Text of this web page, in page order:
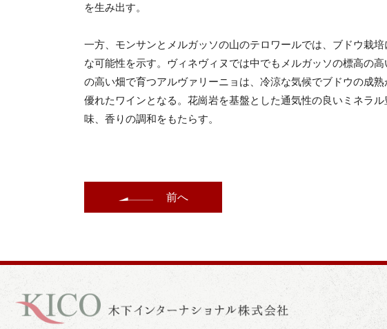
を生み出す。
一方、モンサンとメルガッソの山のテロワールでは、ブドウ栽
な可能性を示す。ヴィネヴィヌでは中でもメルガッソの標高の
の高い畑で育つアルヴァリーニョは、冷涼な気候でブドウの成
優れたワインとなる。花崗岩を基盤とした通気性の良いミネラ
味、香りの調和をもたらす。
前へ